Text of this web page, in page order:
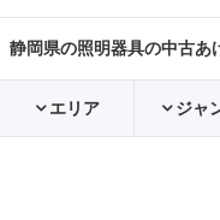
静岡県の照明器具の中古あ
エリア ジャ